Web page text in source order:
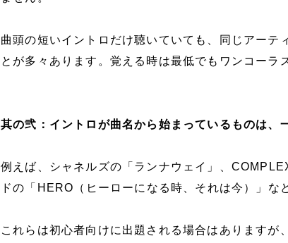
曲頭の短いイントロだけ聴いていても、同じアーテ
とが多々あります。覚える時は最低でもワンコーラ
其の弐：イントロが曲名から始まっているものは、
例えば、シャネルズの「ランナウェイ」、
ドの「HERO（ヒーローになる時、それは今）」な
これらは初心者向けに出題される場合はありますが